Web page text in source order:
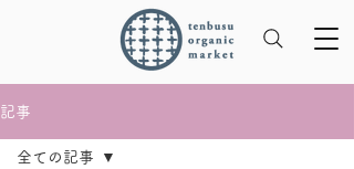
記事
全ての記事